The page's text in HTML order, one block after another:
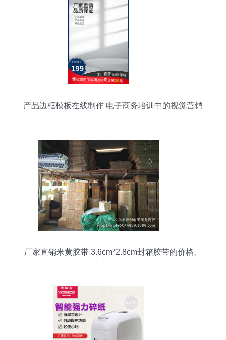
产品边框模板在线制作 电子商务培训中的视觉营销
厂家直销米黄胶带 3.6cm*2.8cm封箱胶带的价格、